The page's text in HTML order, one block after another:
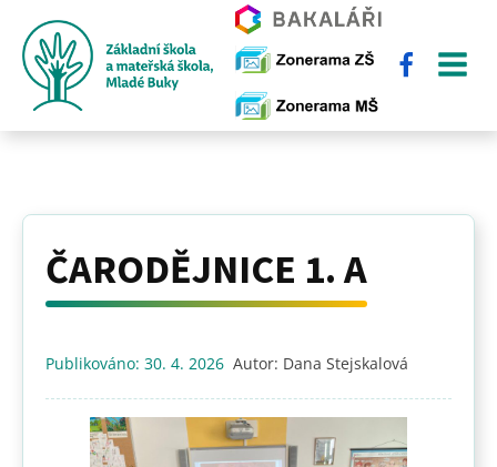
ČARODĚJNICE 1. A
Publikováno: 30. 4. 2026 Autor: Dana Stejskalová